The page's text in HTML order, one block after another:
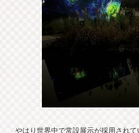
やはり世界中で常設展示が採用され